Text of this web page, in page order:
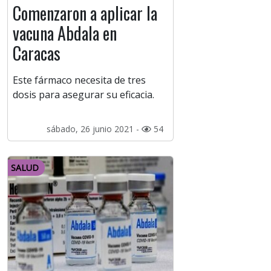
Comenzaron a aplicar la
vacuna Abdala en
Caracas
Este fármaco necesita de tres
dosis para asegurar su eficacia.
sábado, 26 junio 2021 - 54
SALUD